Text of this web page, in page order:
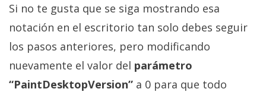
Si no te gusta que se siga mostrando esa
notación en el escritorio tan solo debes seguir
los pasos anteriores, pero modificando
nuevamente el valor del parámetro
“PaintDesktopVersion” a 0 para que todo